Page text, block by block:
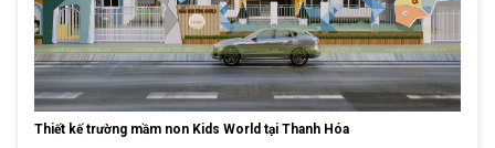
Thiết kế trường mầm non Kids World tại Thanh Hóa